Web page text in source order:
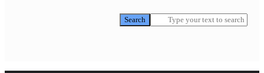
Search
Search